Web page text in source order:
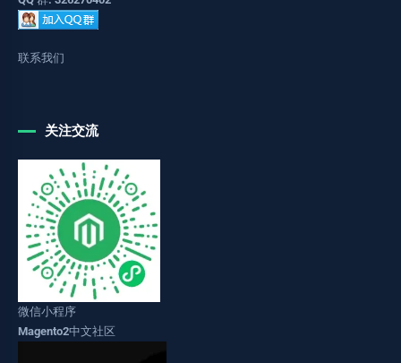
联系我们
关注交流
微信小程序
Magento2中文社区